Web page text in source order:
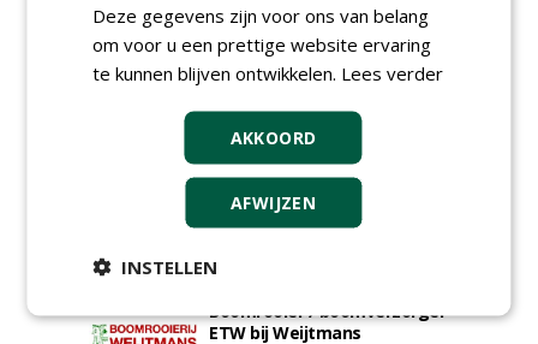
Boominspecteur bij
Boomtotaalzorg24-40 uur
Projectleider (HBO - 40 uur)
bij Weijtmans
Rayon- account manager
Nederland; regio Noord &
regio Zuid
18-06-2026, Noord & regio Zuid
Boomrooier / boomverzorger
ETW bij Weijtmans
Deze gegevens zijn voor ons van belang
om voor u een prettige website ervaring
te kunnen blijven ontwikkelen. Lees verder
AKKOORD
AFWIJZEN
INSTELLEN